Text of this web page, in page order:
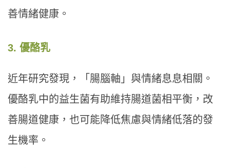
善情緒健康。
3. 優酪乳
近年研究發現，「腸腦軸」與情緒息息相關。
優酪乳中的益生菌有助維持腸道菌相平衡，改
善腸道健康，也可能降低焦慮與情緒低落的發
生機率。